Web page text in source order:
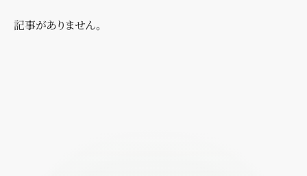
記事がありません。